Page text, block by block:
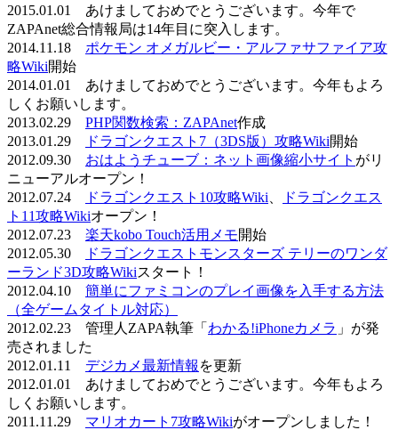
2015.01.01 あけましておめでとうございます。今年で
ZAPAnet総合情報局は14年目に突入します。
2014.11.18 ポケモン オメガルビー・アルファサファイア攻
略Wiki開始
2014.01.01 あけましておめでとうございます。今年もよろ
しくお願いします。
2013.02.29 PHP関数検索：ZAPAnet作成
2013.01.29
ドラゴンクエスト7（3DS版）攻略Wiki開始
2012.09.30 おはようチューブ：ネット画像縮小サイト がリ
ニューアルオープン！
2012.07.24
ドラゴンクエスト10攻略Wiki
ドラゴンクエス
ト11攻略Wikiオープン！
2012.07.23 楽天kobo Touch活用メモ開始
2012.05.30
ドラゴンクエストモンスターズ テリーのワンダ
ーランド3D攻略Wikiスタート！
2012.04.10 簡単にファミコンのプレイ画像を入手する方法
（全ゲームタイトル対応）
2012.02.23 管理人ZAPA執筆「 わかる!iPhoneカメラ 」が発
売されました
2012.01.11 デジカメ最新情報 を更新
2012.01.01 あけましておめでとうございます。今年もよろ
しくお願いします。
2011.11.29 マリオカート7攻略Wikiがオープンしました！